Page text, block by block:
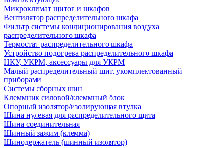
Микроклимат щитов и шкафов
Вентилятор распределительного шкафа
Фильтр системы кондиционирования воздуха
распределительного шкафа
Термостат распределительного шкафа
Устройство подогрева распределительного шкафа
НКУ, УКРМ, аксессуары для УКРМ
Малый распределительный щит, укомплектованный
приборами
Системы сборных шин
Клеммник силовой/клеммный блок
Опорный изолятор/изолирующая втулка
Шина нулевая для распределительного щита
Шина соединительная
Шинный зажим (клемма)
Шинодержатель (шинный изолятор)